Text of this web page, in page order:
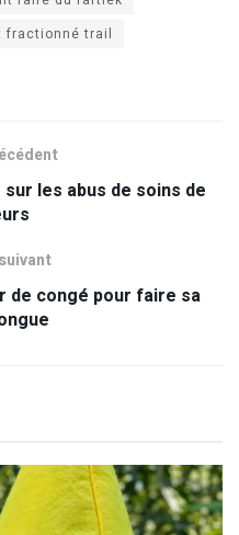
fractionné trail
les abus de soins de
de congé pour faire sa